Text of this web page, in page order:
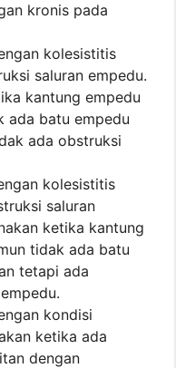
kronis pada
kolesistitis
saluran empedu.
kantung empedu
ada batu empedu
ada obstruksi
kolesistitis
saluran
ketika kantung
tidak ada batu
tetapi ada
kondisi
ketika ada
dengan